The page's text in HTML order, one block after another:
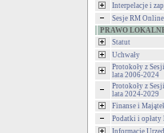
Interpelacje i
Sesje RM Online
PRAWO
Statut
Uchwały
Protokoły z
lata 2006-2024
Protokoły z
lata 2024-2029
Finanse i
Podatki i opłaty
Informacje